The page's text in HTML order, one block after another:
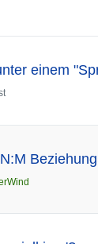
einem